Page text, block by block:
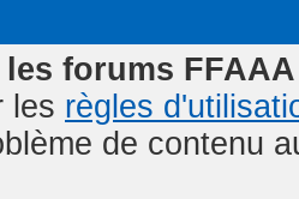
forums FFAAA
les règles
de contenu